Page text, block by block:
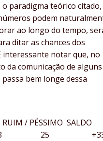
o paradigma teórico citado,
podem
ao longo do tempo,
ditar as chances dos
interessante notar que, no
da comunicação de alguns
bem longe dessa
/ PÉSSIMO SALDO
25